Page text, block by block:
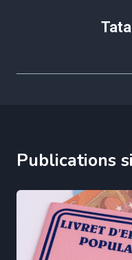
Publications